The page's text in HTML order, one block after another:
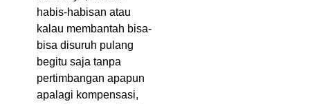
habis-habisan atau
kalau membantah bisa-
bisa disuruh pulang
begitu saja tanpa
pertimbangan apapun
apalagi kompensasi,